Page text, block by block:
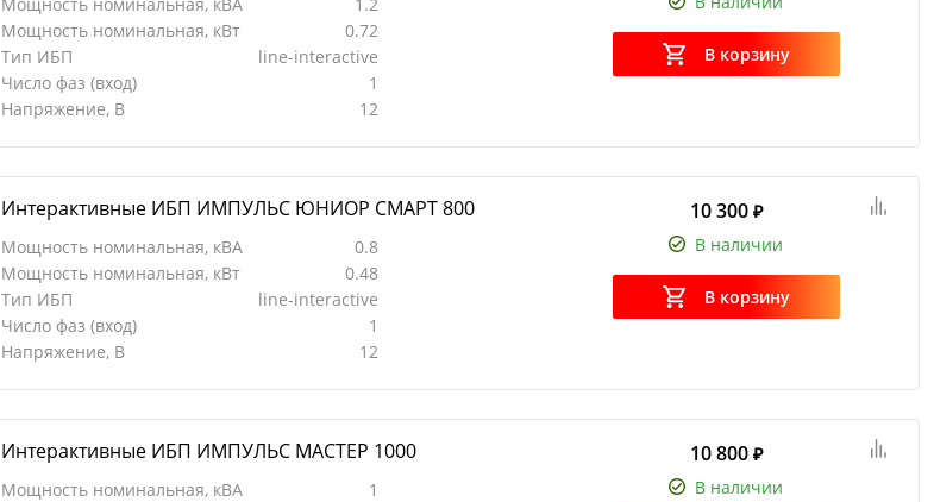
Мощность номинальная, кВт
0.72
Тип ИБП
line-interactive
Число фаз (вход)
1
Напряжение, В
12
В корзину
Интерактивные ИБП ИМПУЛЬС ЮНИОР СМАРТ 800
Мощность номинальная, кВА
0.8
Мощность номинальная, кВт
0.48
Тип ИБП
line-interactive
Число фаз (вход)
1
Напряжение, В
12
10 300 ₽
В наличии
В корзину
Интерактивные ИБП ИМПУЛЬС МАСТЕР 1000
Мощность номинальная, кВА
1
10 800 ₽
В наличии